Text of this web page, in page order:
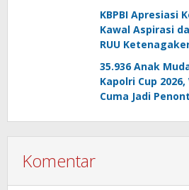
KBPBI Apresiasi
Kawal Aspirasi
RUU
35.936 Anak
Kapolri Cup
Cuma Jadi
Komentar